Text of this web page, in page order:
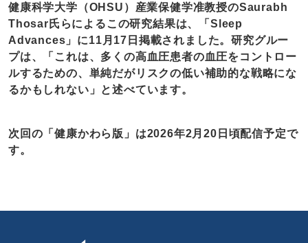
健康科学大学（OHSU）産業保健学准教授のSaurabh
Thosar氏らによるこの研究結果は、「Sleep
Advances」に11月17日掲載されました。研究グルー
プは、「これは、多くの高血圧患者の血圧をコントロー
ルするための、単純だがリスクの低い補助的な戦略にな
るかもしれない」と述べています。
次回の「健康かわら版」は2026年2月20日頃配信予定で
す。